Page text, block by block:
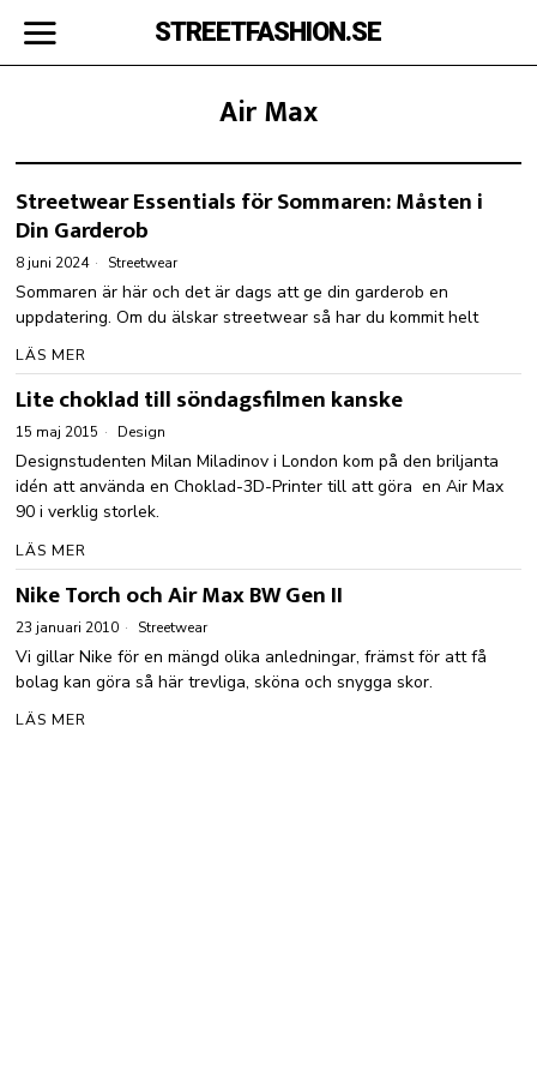
STREETFASHION.SE
Air Max
Streetwear Essentials för Sommaren: Måsten i
Din Garderob
8 juni 2024 Streetwear
Sommaren är här och det är dags att ge din garderob en
uppdatering. Om du älskar streetwear så har du kommit helt
LÄS MER
Lite choklad till söndagsfilmen kanske
15 maj 2015 Design
Designstudenten Milan Miladinov i London kom på den briljanta
idén att använda en Choklad-3D-Printer till att göra en Air Max
90 i verklig storlek.
LÄS MER
Nike Torch och Air Max BW Gen II
23 januari 2010 Streetwear
Vi gillar Nike för en mängd olika anledningar, främst för att få
bolag kan göra så här trevliga, sköna och snygga skor.
LÄS MER